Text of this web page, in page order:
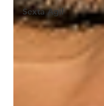
Sexta Agil